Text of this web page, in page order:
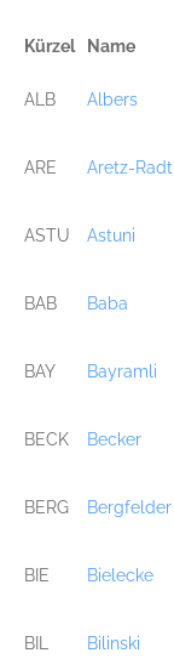
Kürzel Name
ALB Albers
ARE Aretz-
ASTU Astuni
BAB Baba
BAY Bayramli
BECK Becker
BERG Bergfelder
BIE Bielecke
BIL Bilinski